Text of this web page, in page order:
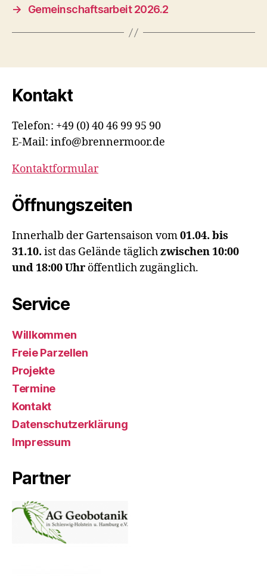
→
Gemeinschaftsarbeit 2026.2
Kontakt
Telefon: +49 (0) 40 46 99 95 90
E-Mail: info@brennermoor.de
Kontaktformular
Öffnungszeiten
Innerhalb der Gartensaison vom01.04. bis
31.10. ist das Gelände täglichzwischen 10:00
und 18:00 Uhr öffentlich zugänglich.
Service
Willkommen
Freie Parzellen
Projekte
Termine
Kontakt
Datenschutzerklärung
Impressum
Partner